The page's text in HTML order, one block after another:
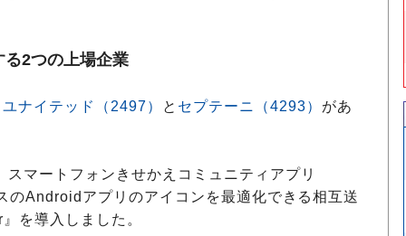
る2つの上場企業
ユナイテッド（2497） と セプテーニ（4293） があ
スマートフォンきせかえコミュニティアプリ
のAndroidアプリのアイコンを最適化できる相互送
を導入しました。